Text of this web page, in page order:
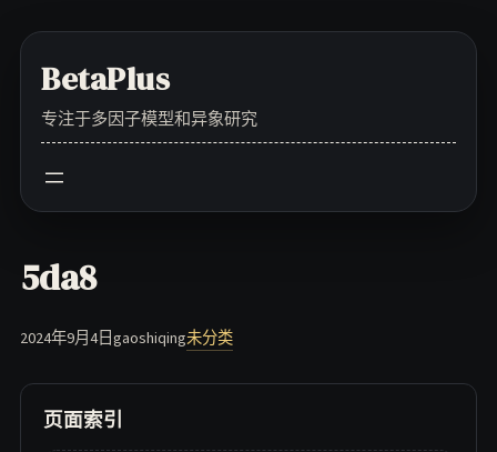
contentBetaPlus
专注于多因子模型和异象研究
5da8
2024年9月4日gaoshiqing未分类
页面索引